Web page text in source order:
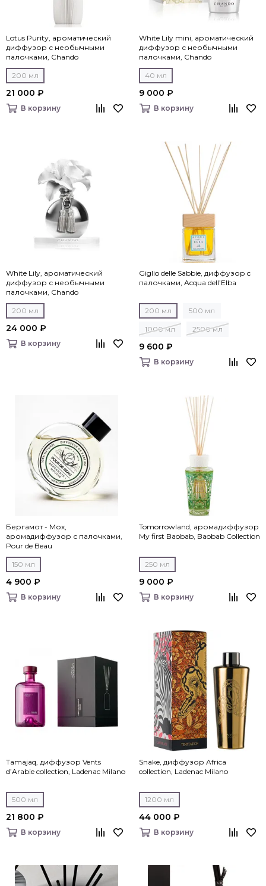
Lotus Purity, ароматический
диффузор с необычными
палочками, Chando
200 мл
21 000 ₽
В корзину
White Lily mini, ароматический
диффузор с необычными
палочками, Chando
40 мл
9 000 ₽
В корзину
White Lily, ароматический
диффузор с необычными
палочками, Chando
200 мл
24 000 ₽
В корзину
Giglio delle Sabbie, диффузор c
палочками, Acqua dell’Elba
200 мл 500 мл
1000 мл 2500 мл
9 600 ₽
В корзину
Бергамот - Мох,
аромадиффузор с палочками,
Pour de Beau
150 мл
4 900 ₽
В корзину
Tomorrowland, аромадиффузор
My first Baobab, Baobab Collection
250 мл
9 000 ₽
В корзину
Tamajaq, диффузор Vents
d’Arabie collection, Ladenac Milano
500 мл
21 800 ₽
В корзину
Snake, диффузор Africa
collection, Ladenac Milano
1200 мл
44 000 ₽
В корзину